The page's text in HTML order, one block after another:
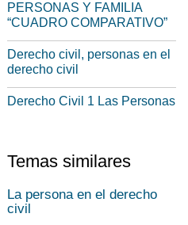
PERSONAS Y FAMILIA
“CUADRO COMPARATIVO”
Derecho civil, personas en el
derecho civil
Derecho Civil 1 Las Personas
Temas similares
La persona en el derecho
civil